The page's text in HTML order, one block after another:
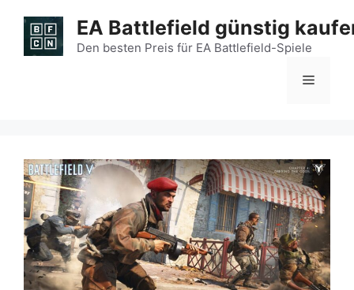
Inhalt
springen
EA Battlefield günstig
Den besten Preis für EA Battlefield-Spiele
Menü